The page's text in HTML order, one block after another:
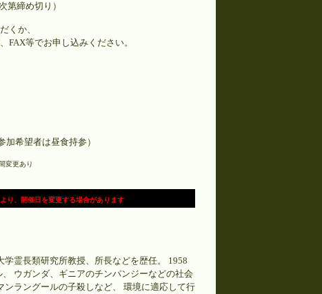
第締め切り）
くか、
FAX等でお申し込みください。
望者は昼食持参）
変更あり
り、開催日を変更する場合があります
霊長類研究所教授、所長などを歴任。 1958
ウガンダ、ギニアのチンパンジーなどの社会
ラングールの子殺しなど、 環境に適応して行